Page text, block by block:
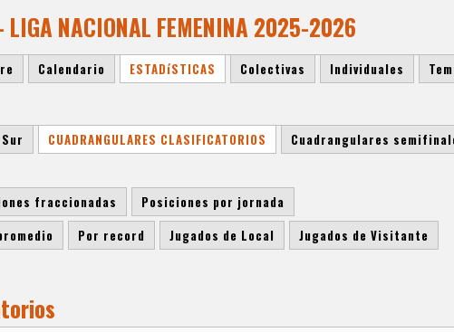
LIGA NACIONAL FEMENINA 2025-2026
Calendario ESTADíSTICAS Colectivas Individuales
CUADRANGULARES CLASIFICATORIOS Cuadrangulares
fraccionadas
Posiciones por jornada
Por record Jugados de Local Jugados de Visitante